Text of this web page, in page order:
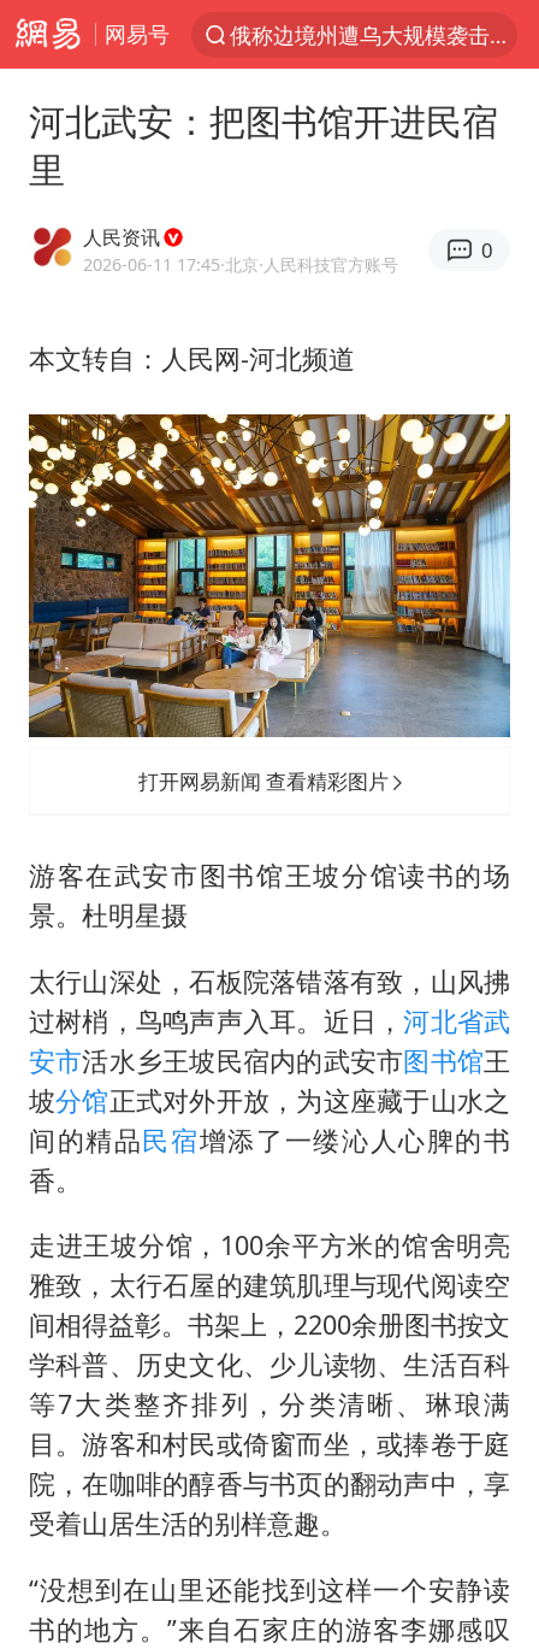
网易号
上半年我国经营主体结构持续优化
《披荆斩棘2026》阵容官宣
香港刷新1884年以来最高气温纪录
构建更高水平的全民健身公共服务体系
上门女婿出轨女邻居多年被判重婚罪
世界第1特鲁姆普斯诺克中国赛一轮游
以军士兵把枪口对准中国记者
景区回应“麦积山石窟看完需2000元”
曹颖儿子首次演长剧
河北武安：把图书馆开进民宿
里
人民资讯
2026-06-11 17:45·北京·人民科技官方账号
0
本文转自：人民网-河北频道
打开网易新闻 查看精彩图片
游客在武安市图书馆王坡分馆读书的场
景。杜明星摄
太行山深处，石板院落错落有致，山风拂
过树梢，鸟鸣声声入耳。近日，河北省武
安市活水乡王坡民宿内的武安市图书馆王
坡分馆正式对外开放，为这座藏于山水之
间的精品民宿增添了一缕沁人心脾的书
香。
走进王坡分馆，100余平方米的馆舍明亮
雅致，太行石屋的建筑肌理与现代阅读空
间相得益彰。书架上，2200余册图书按文
学科普、历史文化、少儿读物、生活百科
等7大类整齐排列，分类清晰、琳琅满
目。游客和村民或倚窗而坐，或捧卷于庭
院，在咖啡的醇香与书页的翻动声中，享
受着山居生活的别样意趣。
“没想到在山里还能找到这样一个安静读
书的地方。”来自石家庄的游客李娜感叹